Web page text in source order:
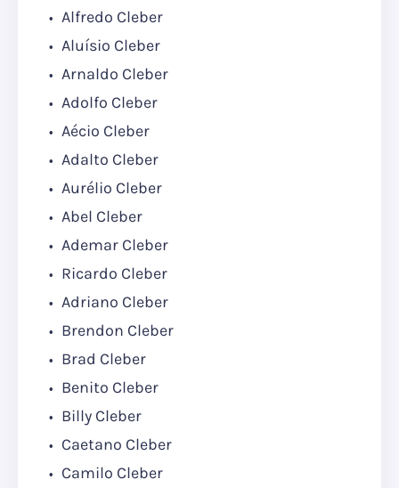
Alfredo Cleber
Aluísio Cleber
Arnaldo Cleber
Adolfo Cleber
Aécio Cleber
Adalto Cleber
Aurélio Cleber
Abel Cleber
Ademar Cleber
Ricardo Cleber
Adriano Cleber
Brendon Cleber
Brad Cleber
Benito Cleber
Billy Cleber
Caetano Cleber
Camilo Cleber